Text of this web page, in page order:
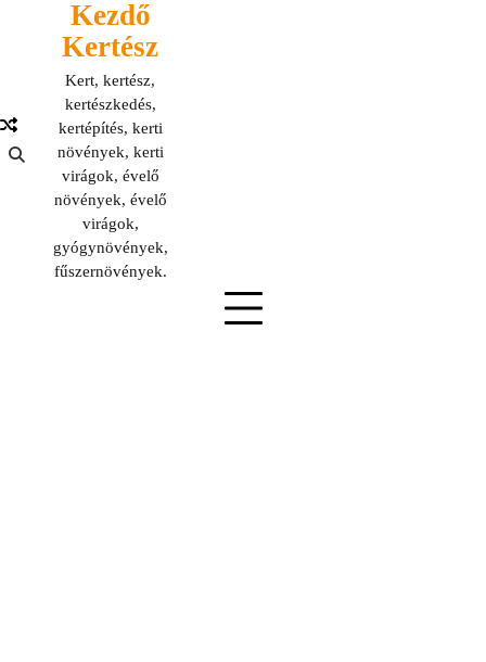
Kezdő
Kertész
Kert, kertész,
kertészkedés,
kertépítés, kerti
növények, kerti
virágok, évelő
növények, évelő
virágok,
gyógynövények,
fűszernövények.